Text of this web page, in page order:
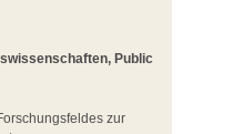
Public
zur